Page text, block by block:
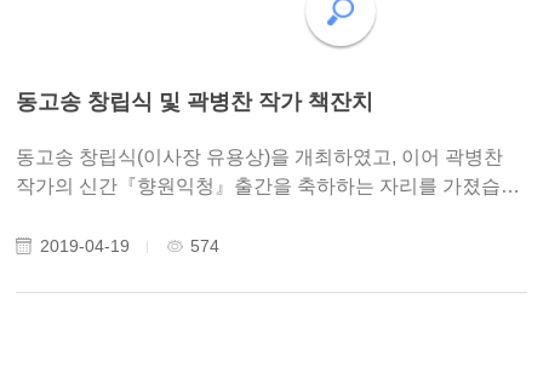
동고송 창립식 및 곽병찬 작가 책잔치
동고송 창립식(이사장 유용상)을 개최하였고, 이어 곽병찬
작가의 신간『향원익청』출간을 축하하는 자리를 가졌습니
를 기념하였습니다.
2019-04-19 574